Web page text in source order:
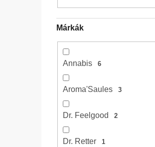
Márkák
Annabis 6
Aroma'Saules 3
Dr. Feelgood 2
Dr. Retter 1